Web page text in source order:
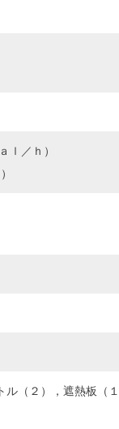
ｌ／ｈ）
ル（２），遮熱板（